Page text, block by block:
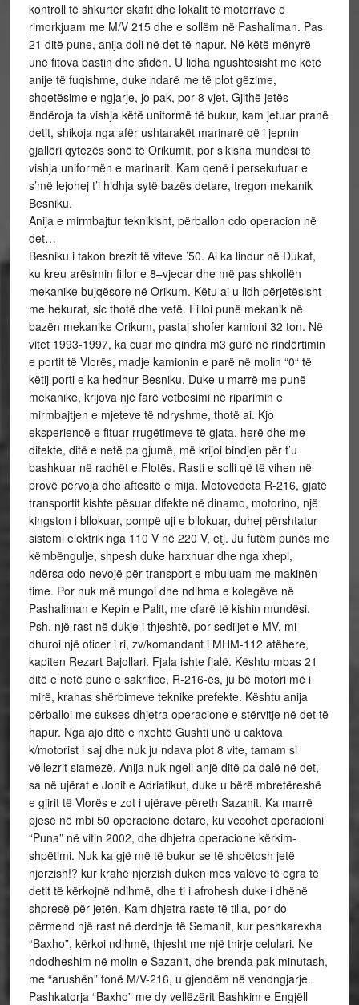
kontroll të shkurtër skafit dhe lokalit të motorrave e
rimorkjuam me M/V 215 dhe e sollëm në Pashaliman. Pas
21 ditë pune, anija doli në det të hapur. Në këtë mënyrë
unë fitova bastin dhe sfidën. U lidha ngushtësisht me këtë
anije të fuqishme, duke ndarë me të plot gëzime,
shqetësime e ngjarje, jo pak, por 8 vjet. Gjithë jetës
ëndëroja ta vishja këtë uniformë të bukur, kam jetuar pranë
detit, shikoja nga afër ushtarakët marinarë që i jepnin
gjallëri qytezës sonë të Orikumit, por s’kisha mundësi të
vishja uniformën e marinarit. Kam qenë i persekutuar e
s’më lejohej t’i hidhja sytë bazës detare, tregon mekanik
Besniku.
Anija e mirmbajtur teknikisht, përballon cdo operacion në
det…
Besniku i takon brezit të viteve ’50. Ai ka lindur në Dukat,
ku kreu arësimin fillor e 8–vjecar dhe më pas shkollën
mekanike bujqësore në Orikum. Këtu ai u lidh përjetësisht
me hekurat, sic thotë dhe vetë. Filloi punë mekanik në
bazën mekanike Orikum, pastaj shofer kamioni 32 ton. Në
vitet 1993-1997, ka cuar me qindra m3 gurë në rindërtimin
e portit të Vlorës, madje kamionin e parë në molin “0“ të
këtij porti e ka hedhur Besniku. Duke u marrë me punë
mekanike, krijova një farë vetbesimi në riparimin e
mirmbajtjen e mjeteve të ndryshme, thotë ai. Kjo
eksperiencë e fituar rrugëtimeve të gjata, herë dhe me
difekte, ditë e netë pa gjumë, më krijoi bindjen për t’u
bashkuar në radhët e Flotës. Rasti e solli që të vihen në
provë përvoja dhe aftësitë e mija. Motovedeta R-216, gjatë
transportit kishte pësuar difekte në dinamo, motorino, një
kingston i bllokuar, pompë uji e bllokuar, duhej përshtatur
sistemi elektrik nga 110 V në 220 V, etj. Ju futëm punës me
këmbëngulje, shpesh duke harxhuar dhe nga xhepi,
ndërsa cdo nevojë për transport e mbuluam me makinën
time. Por nuk më mungoi dhe ndihma e kolegëve në
Pashaliman e Kepin e Palit, me cfarë të kishin mundësi.
Psh. një rast në dukje i thjeshtë, por sediljet e MV, mi
dhuroi një oficer i ri, zv/komandant i MHM-112 atëhere,
kapiten Rezart Bajollari. Fjala ishte fjalë. Kështu mbas 21
ditë e netë pune e sakrifice, R-216-ës, ju bë motori më i
mirë, krahas shërbimeve teknike prefekte. Kështu anija
përballoi me sukses dhjetra operacione e stërvitje në det të
hapur. Nga ajo ditë e nxehtë Gushti unë u caktova
k/motorist i saj dhe nuk ju ndava plot 8 vite, tamam si
vëllezrit siamezë. Anija nuk ngeli anjë ditë pa dalë në det,
sa në ujërat e Jonit e Adriatikut, duke u bërë mbretëreshë
e gjirit të Vlorës e zot i ujërave përeth Sazanit. Ka marrë
pjesë në mbi 50 operacione detare, ku vecohet operacioni
“Puna” në vitin 2002, dhe dhjetra operacione kërkim-
shpëtimi. Nuk ka gjë më të bukur se të shpëtosh jetë
njerzish!? kur krahë njerzish duken mes valëve të egra të
detit të kërkojnë ndihmë, dhe ti i afrohesh duke i dhënë
shpresë për jetën. Kam dhjetra raste të tilla, por do
përmend një rast në derdhje të Semanit, kur peshkarexha
“Baxho”, kërkoi ndihmë, thjesht me një thirje celulari. Ne
ndodheshim në molin e Sazanit, dhe brenda pak minutash,
me “arushën” tonë M/V-216, u gjendëm në vendngjarje.
Pashkatorja “Baxho” me dy vellëzërit Bashkim e Engjëll